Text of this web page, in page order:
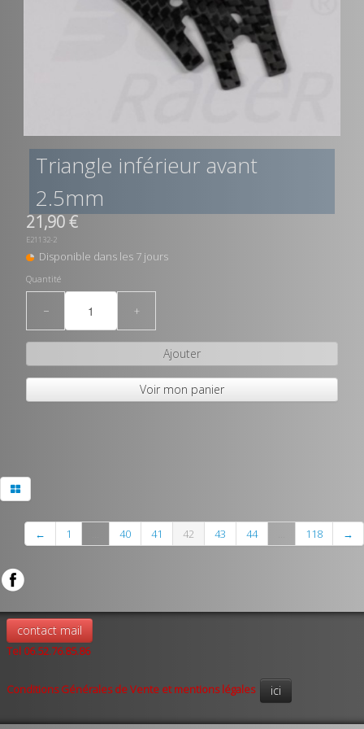
Triangle inférieur avant
2.5mm
21,90 €
E21132-2
Disponible dans les 7 jours
Quantité
− +
Ajouter
Voir mon panier
← 1 40 41 42 43 44 118 →
contact mail
Tel 06.52.76.85.86
Conditions Générales de Vente et mentions légales ici